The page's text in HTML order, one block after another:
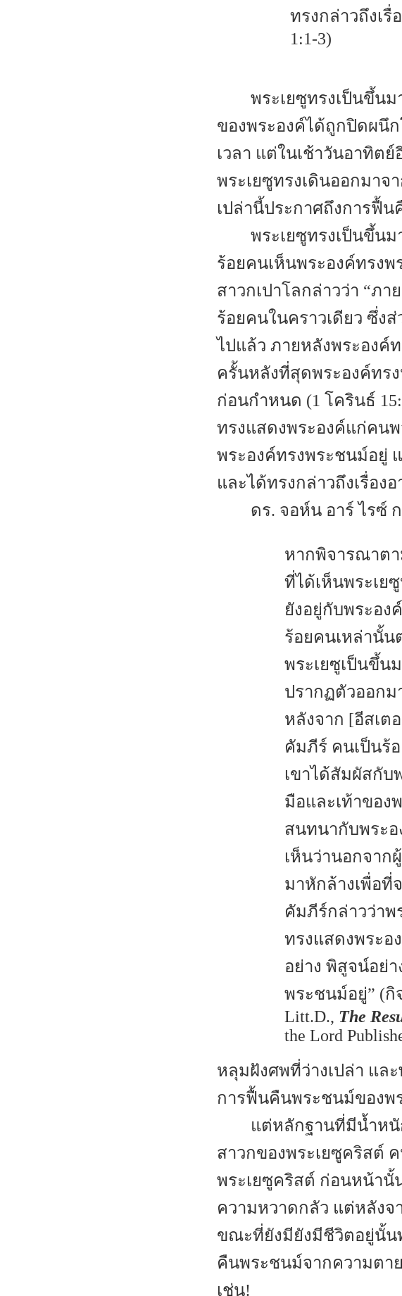
ทรงกล่าวถึงเ
1:1-3)
พระเยซูทรงเป็นขึ้น
ของพระองค์ได้ถูกปิดผนึ
เวลา แต่ในเช้าวันอาทิต
พระเยซูทรงเดินออกมา
เปล่านี้ประกาศถึงการฟื้
พระเยซูทรงเป็นขึ้น
ร้อยคนเห็นพระองค์ทรง
สาวกเปาโลกล่าวว่า “ภ
ร้อยคนในคราวเดียว ซึ่ง
ไปแล้ว ภายหลังพระองค์
ครั้นหลังที่สุดพระองค์ทร
ก่อนกำหนด (1 โครินธ์
ทรงแสดงพระองค์แก่คน
พระองค์ทรงพระชนม์อยู่
และได้ทรงกล่าวถึงเรื่อง
ดร. จอห์น อาร์ ไรซ์
หากพิจารณาต
ที่ได้เห็นพระเย
ยังอยู่กับพระอง
ร้อยคนเหล่านั้น
พระเยซูเป็นขึ้น
ปรากฏตัวออกม
หลังจาก [อีสเต
คัมภีร์ คนเป็นร้
เขาได้สัมผัสกั
มือและเท้าของ
สนทนากับพระอ
เห็นว่านอกจาก
มาหักล้างเพื่อที่
คัมภีร์กล่าวว่าพ
ทรงแสดงพระ
อย่าง พิสูจน์อย่
พระชนม์อยู่” (กิจ
Litt.D., The
the Lord
หลุมฝังศพที่ว่างเปล่า แ
การฟื้นคืนพระชนม์ของพ
แต่หลักฐานที่มีน้ำหนั
สาวกของพระเยซูคริสต์
พระเยซูคริสต์ ก่อนหน้า
ความหวาดกลัว แต่หลังจ
ขณะที่ยังมียังมีชีวิตอยู่นั้น
คืนพระชนม์จากความตา
เช่น!